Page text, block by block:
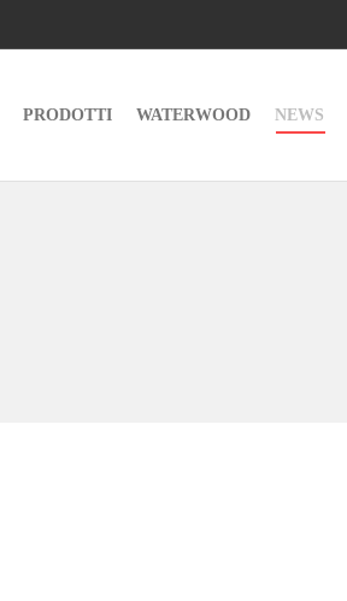
PRODOTTI WATERWOOD NEWS